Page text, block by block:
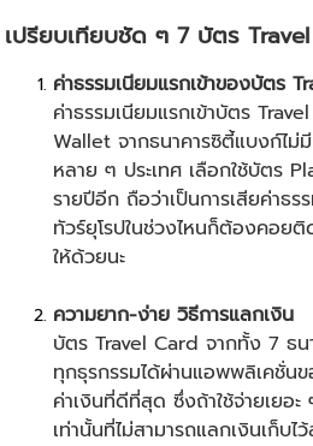
เปรียบเทียบชัด ๆ 7 บัตร
ค่าธรรมเนียมแรกเข้าของบัตร
ค่าธรรมเนียมแรกเข้าบัตร
Wallet จากธนาคารซิตี้แบงก์ไ
หลาย ๆ ประเทศ เลือกใช้บัตร
รายปีอีก ถือว่าเป็นการเสียค่าธร
ทัวร์ยุโรปในช่วงไหนก็ต้องคอยติ
ให้ด้วยนะ
ความยาก-ง่าย วิธีการแลกเงิน
บัตร Travel Card จากทั้ง 7 ธน
ทุกธุรกรรมได้ผ่านแอพพลิเคชั่น
ค่าเงินที่ดีที่สุด ซึ่งถ้าใช้จ่ายเยอ
เท่านั้นที่ไม่สามารถแลกเงินเก็บไ